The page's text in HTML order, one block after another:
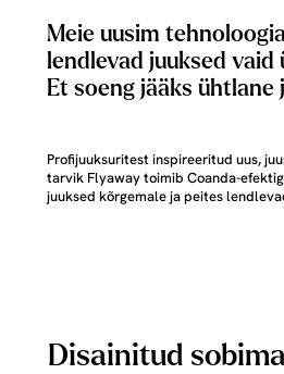
Meie uusim
lendlevad juuksed vaid
Et soeng jääks ühtlane
Profijuuksuritest inspireeritud uus,
tarvik Flyaway toimib Coanda-
juuksed kõrgemale ja peites
Disainitud